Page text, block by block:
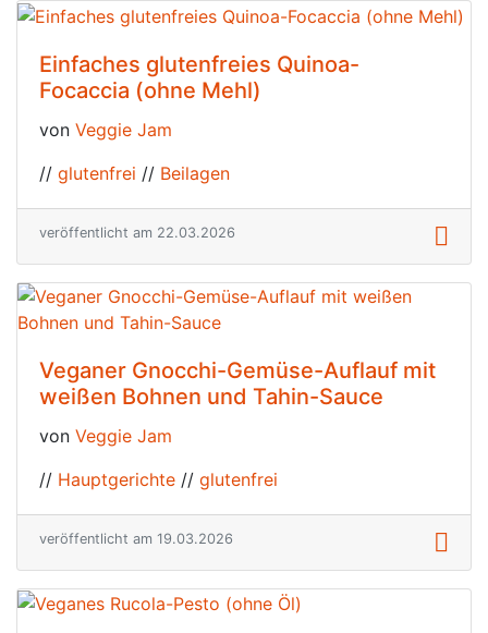
Einfaches glutenfreies Quinoa-
Focaccia (ohne Mehl)
von Veggie Jam
// glutenfrei // Beilagen
veröffentlicht am 22.03.2026
Veganer Gnocchi-Gemüse-Auflauf mit
weißen Bohnen und Tahin-Sauce
von Veggie Jam
// Hauptgerichte // glutenfrei
veröffentlicht am 19.03.2026